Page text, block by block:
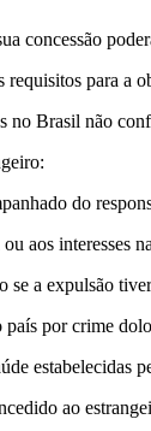
concessão
para a
no Brasil não
do
aos interesses
se a expulsão
por crime
estabelecidas
ao